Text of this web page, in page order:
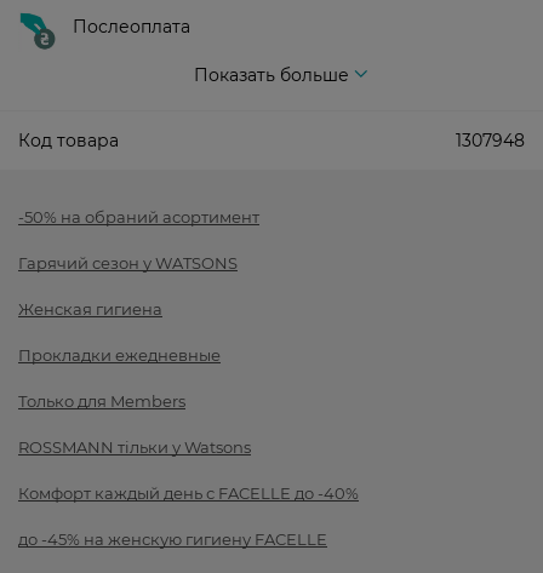
Послеоплата
Показать больше
Код товара 1307948
-50% на обраний асортимент
Гарячий сезон у WATSONS
Женская гигиена
Прокладки ежедневные
Только для Members
ROSSMANN тільки у Watsons
Комфорт каждый день с FACELLE до -40%
до -45% на женскую гигиену FACELLE